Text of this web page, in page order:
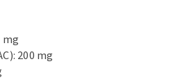
mg
200 mg